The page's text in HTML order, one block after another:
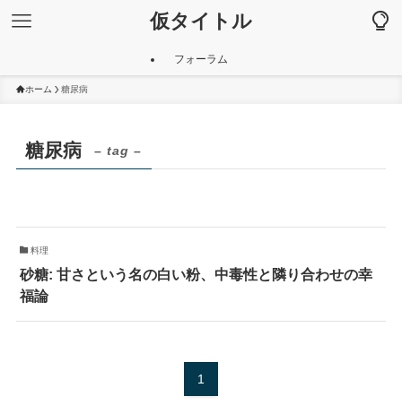
仮タイトル
フォーラム
ホーム 糖尿病
糖尿病 – tag –
料理
砂糖: 甘さという名の白い粉、中毒性と隣り合わせの幸
福論
1